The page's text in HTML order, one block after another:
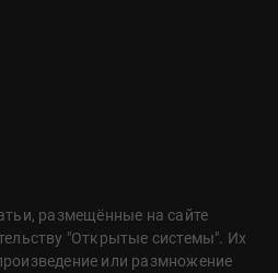
размещённые на сайте
"Открытые системы". Их
или размножение